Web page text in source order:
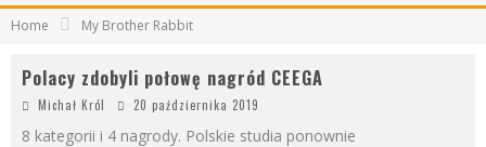
Home My Brother Rabbit
Polacy zdobyli połowę nagród CEEGA
Michał Król 20 października 2019
8 kategorii i 4 nagrody. Polskie studia ponownie